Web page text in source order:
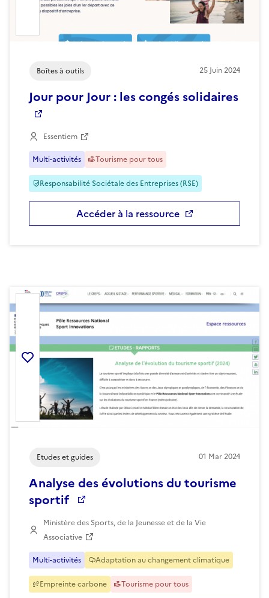
Boîtes à outils 25 Juin2024
Jour pour Jour : les congés solidaires
Essentiem
Multi-activités Tourisme pour tous
Responsabilité Sociétale des Entreprises (RSE)
Accéder à la ressource
Etudes et guides 01 Mar2024
Analyse des évolutions du tourisme
sportif
Ministère des Sports, de la Jeunesse et de la Vie
Associative
Multi-activités Adaptation au changement climatique
Empreinte carbone Tourisme pour tous
Ajouter la ressource aux favoris